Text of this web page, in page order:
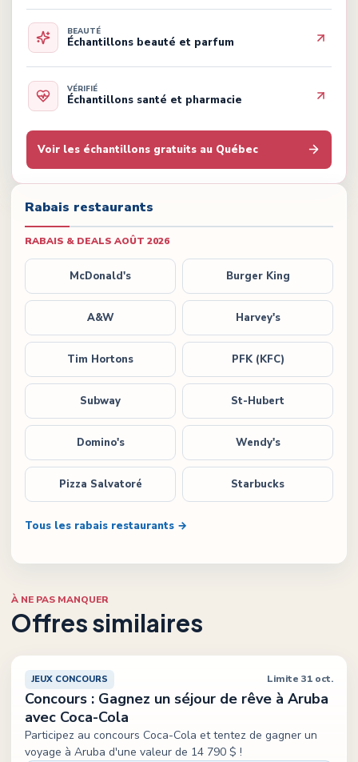
BEAUTÉ
Échantillons beauté et parfum
VÉRIFIÉ
Échantillons santé et pharmacie
Voir les échantillons gratuits au Québec
Rabais restaurants
RABAIS & DEALS AOÛT 2026
McDonald's Burger King
A&W Harvey's
Tim Hortons PFK (KFC)
Subway St-Hubert
Domino's Wendy's
Pizza Salvatoré Starbucks
Tous les rabais restaurants →
À NE PAS MANQUER
Offres similaires
JEUX CONCOURS Limite 31 oct.
Concours : Gagnez un séjour de rêve à Aruba
avec Coca-Cola
Participez au concours Coca-Cola et tentez de gagner un
voyage à Aruba d'une valeur de 14 790 $ !